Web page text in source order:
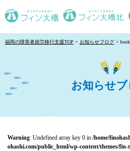
福岡の障害者就労移行支援TOP お知らせブログ
お知らせ
Warning: Undefined array key 0 in /home/
ohashi.com/public_html/wp-content/themes/fin-